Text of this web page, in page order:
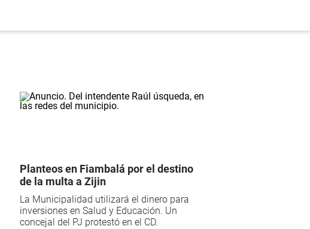
Planteos en Fiambalá por el destino
de la multa a Zijin
La Municipalidad utilizará el dinero para
inversiones en Salud y Educación. Un
concejal del PJ protestó en el CD.